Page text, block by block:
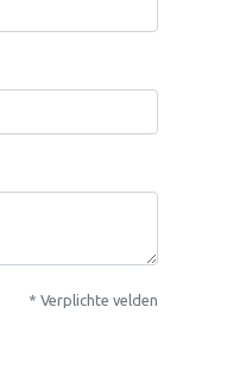
* Verplichte velden